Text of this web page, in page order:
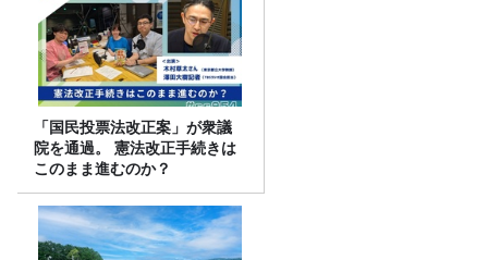
「国民投票法改正案」が衆議
院を通過。 憲法改正手続きは
このまま進むのか？